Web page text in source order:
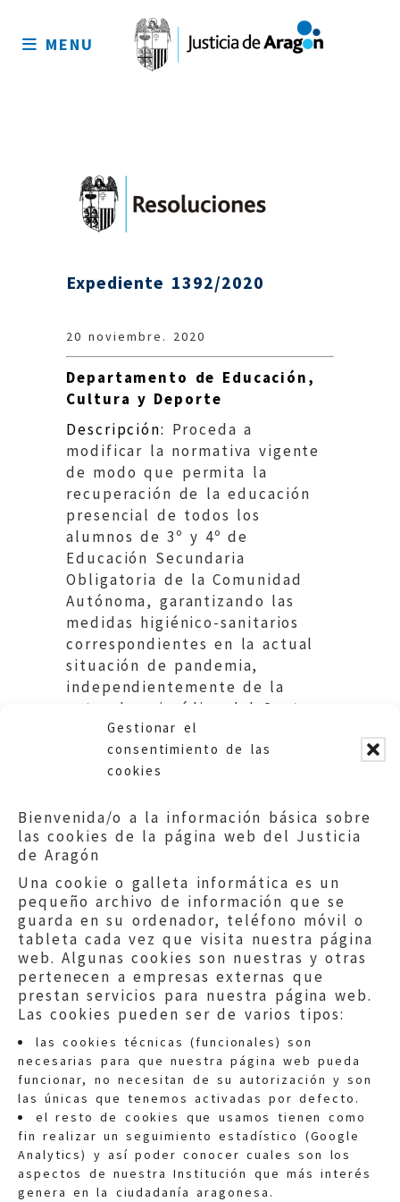
Gestionar el
consentimiento de las
cookies
Bienvenida/o a la información básica sobre
las cookies de la página web del Justicia
de Aragón
Una cookie o galleta informática es un
pequeño archivo de información que se
guarda en su ordenador, teléfono móvil o
tableta cada vez que visita nuestra página
web. Algunas cookies son nuestras y otras
pertenecen a empresas externas que
prestan servicios para nuestra página web.
Las cookies pueden ser de varios tipos:
las cookies técnicas (funcionales) son
necesarias para que nuestra página web pueda
funcionar, no necesitan de su autorización y son
las únicas que tenemos activadas por defecto.
el resto de cookies que usamos tienen como
fin realizar un seguimiento estadístico (Google
Analytics) y así poder conocer cuales son los
aspectos de nuestra Institución que más interés
genera en la ciudadanía aragonesa.
sitio
MENU
Expediente 1392/2020
20 noviembre. 2020
Departamento de Educación,
Cultura y Deporte
Descripción: Proceda a
modificar la normativa vigente
de modo que permita la
recuperación de la educación
presencial de todos los
alumnos de 3º y 4º de
Educación Secundaria
Obligatoria de la Comunidad
Autónoma, garantizando las
medidas higiénico-sanitarios
correspondientes en la actual
situación de pandemia,
independientemente de la
naturaleza jurídica del Centro y
su característica territorial.
Quejas:quejas@eljusticiadearagon.es
Información general:
informacion@eljusticiadearagon.es
Teléfonos:900 210 210/